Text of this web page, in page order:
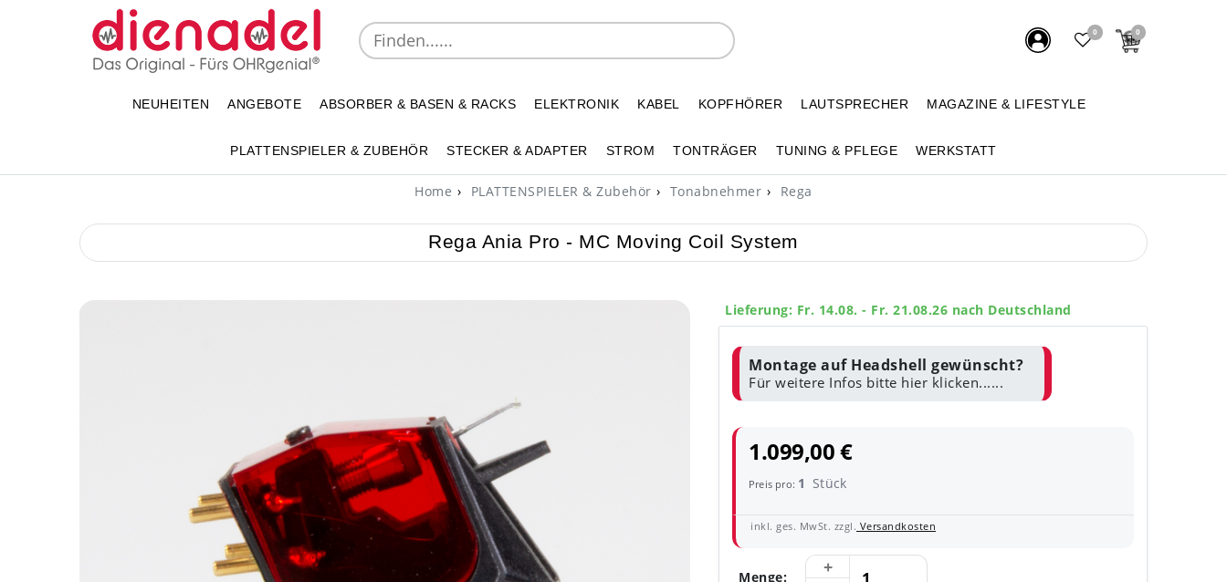
0 0
NEUHEITEN ANGEBOTE ABSORBER & BASEN & RACKS ELEKTRONIK KABEL KOPFHÖRER LAUTSPRECHER MAGAZINE & LIFESTYLE
PLATTENSPIELER & ZUBEHÖR STECKER & ADAPTER STROM TONTRÄGER TUNING & PFLEGE WERKSTATT
Home PLATTENSPIELER & Zubehör Tonabnehmer Rega
Rega Ania Pro - MC Moving Coil System
Lieferung: Fr. 14.08. - Fr. 21.08.26 nach Deutschland
Montage auf Headshell gewünscht?
Für weitere Infos bitte hier klicken......
1.099,00 €
Preis pro: 1 Stück
inkl. ges. MwSt. zzgl. Versandkosten
Menge: